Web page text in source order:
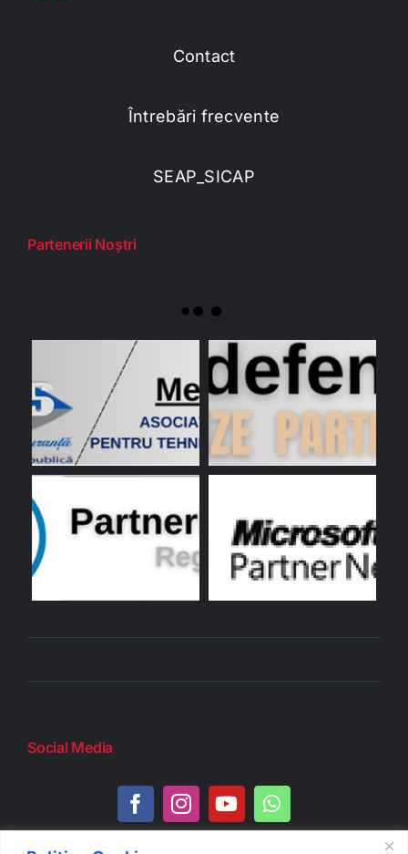
Contact
Întrebări frecvente
SEAP_SICAP
Partenerii Noștri
Social Media